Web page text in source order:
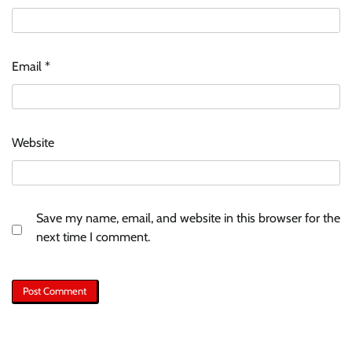
Email *
Website
Save my name, email, and website in this browser for the
next time I comment.